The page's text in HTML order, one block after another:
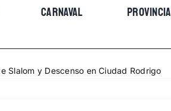
CARNAVAL PROVINCIA
Slalom y Descenso en Ciudad Rodrigo